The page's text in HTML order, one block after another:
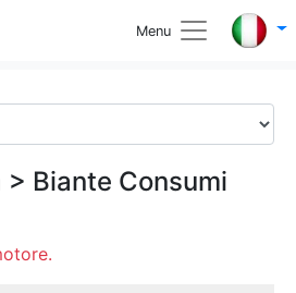
Menu
> Biante Consumi